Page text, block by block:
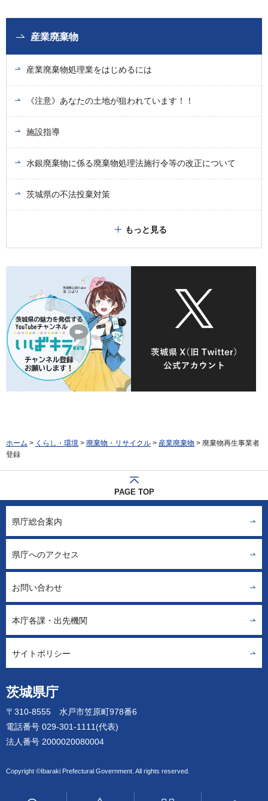
産業廃棄物
産業廃棄物処理業をはじめるには
《注意》あなたの土地が狙われています！！
施設指導
水銀廃棄物に係る廃棄物処理法施行令等の改正について
茨城県の不法投棄対策
もっと見る
ホーム > くらし・環境 > 廃棄物・リサイクル > 産業廃棄物 > 廃棄物再生事業者
登録
PAGE TOP
茨城県庁
〒310-8555 水戸市笠原町978番6
電話番号 029-301-1111(代表)
法人番号 2000020080004
Copyright ©Ibaraki Prefectural Government. All rights reserved.
県庁総合案内
県庁へのアクセス
お問い合わせ
本庁各課・出先機関
サイトポリシー